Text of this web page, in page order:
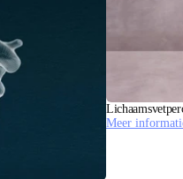
Meer